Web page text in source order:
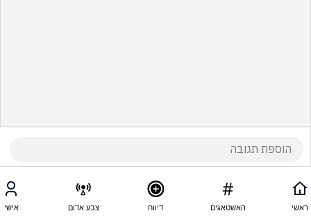
ראשי האשטאגים דיווח צבע אדום אישי